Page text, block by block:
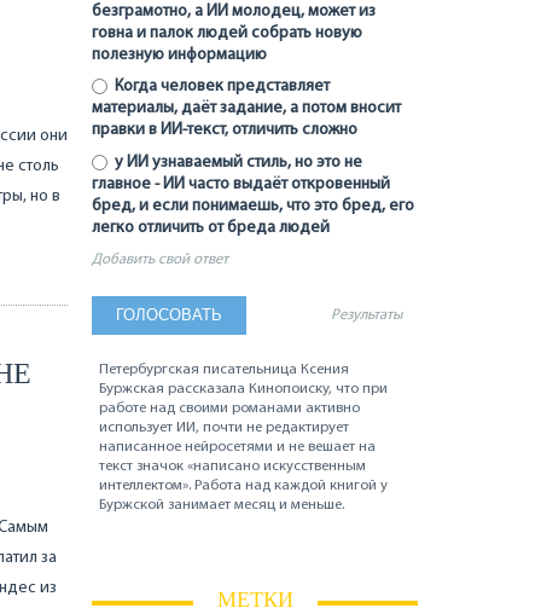
они
столь
но в
за
из
безграмотно, а ИИ молодец, может из
говна и палок людей собрать новую
полезную информацию
Когда человек представляет
материалы, даёт задание, а потом вносит
правки в ИИ-текст, отличить сложно
у ИИ узнаваемый стиль, но это не
главное - ИИ часто выдаёт откровенный
бред, и если понимаешь, что это бред, его
легко отличить от бреда людей
Добавить свой ответ
Результаты
Петербургская писательница Ксения
Буржская рассказала Кинопоиску, что при
работе над своими романами активно
использует ИИ, почти не редактирует
написанное нейросетями и не вешает на
текст значок «написано искусственным
интеллектом». Работа над каждой книгой у
Буржской занимает месяц и меньше.
МЕТКИ